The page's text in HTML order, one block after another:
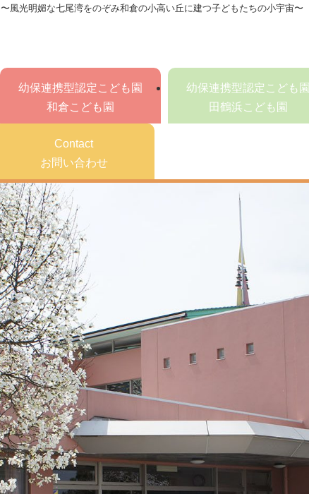
光明媚な七尾湾をのぞみ和倉の小高い丘に建つ子どもたちの小宇宙〜
幼保連携型認定こども園
和倉こども園
幼保連携型認定こども園
田鶴浜こども園
Contact
お問い合わせ